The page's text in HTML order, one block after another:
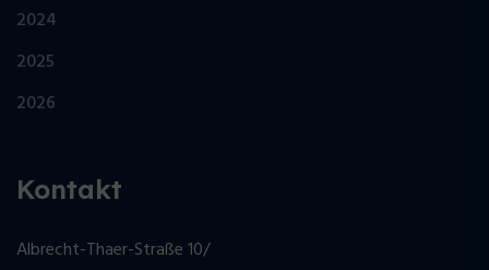
2024
2025
2026
Kontakt
Albrecht-Thaer-Straße 10/